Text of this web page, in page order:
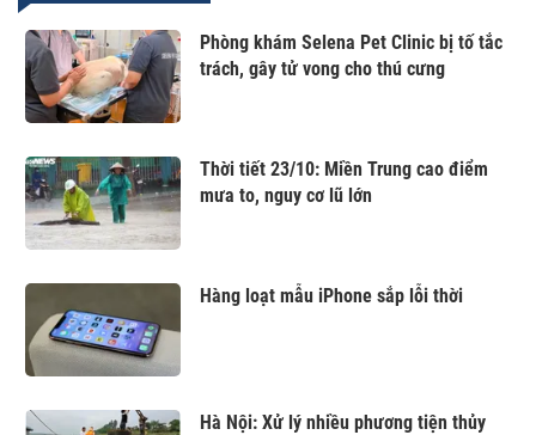
Phòng khám Selena Pet Clinic bị tố tắc
trách, gây tử vong cho thú cưng
Thời tiết 23/10: Miền Trung cao điểm
mưa to, nguy cơ lũ lớn
Hàng loạt mẫu iPhone sắp lỗi thời
Hà Nội: Xử lý nhiều phương tiện thủy